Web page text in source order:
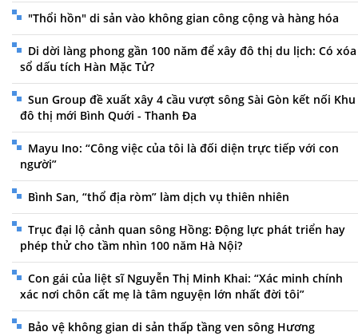
"Thổi hồn" di sản vào không gian công cộng và hàng hóa
Di dời làng phong gần 100 năm để xây đô thị du lịch: Có xóa
sổ dấu tích Hàn Mặc Tử?
Sun Group đề xuất xây 4 cầu vượt sông Sài Gòn kết nối Khu
đô thị mới Bình Quới - Thanh Đa
Mayu Ino: “Công việc của tôi là đối diện trực tiếp với con
người”
Bình San, “thổ địa ròm” làm dịch vụ thiên nhiên
Trục đại lộ cảnh quan sông Hồng: Động lực phát triển hay
phép thử cho tầm nhìn 100 năm Hà Nội?
Con gái của liệt sĩ Nguyễn Thị Minh Khai: “Xác minh chính
xác nơi chôn cất mẹ là tâm nguyện lớn nhất đời tôi”
Bảo vệ không gian di sản thấp tầng ven sông Hương